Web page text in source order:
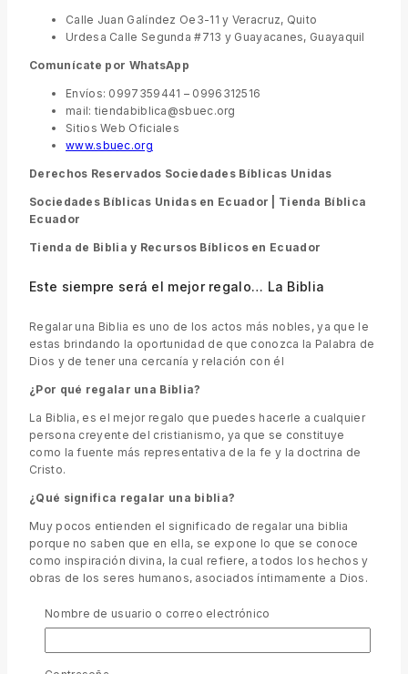
Calle Juan Galíndez Oe3-11 y Veracruz, Quito
Urdesa Calle Segunda #713 y Guayacanes, Guayaquil
Comunícate por WhatsApp
Envíos: 0997359441 – 0996312516
mail: tiendabiblica@sbuec.org
Sitios Web Oficiales
www.sbuec.org
Derechos Reservados Sociedades Bíblicas Unidas
Sociedades Bíblicas Unidas en Ecuador | Tienda Bíblica
Ecuador
Tienda de Biblia y Recursos Bíblicos en Ecuador
Este siempre será el mejor regalo… La Biblia
Regalar una Biblia es uno de los actos más nobles, ya que le
estas brindando la oportunidad de que conozca la Palabra de
Dios y de tener una cercanía y relación con él
¿Por qué regalar una Biblia?
La Biblia, es el mejor regalo que puedes hacerle a cualquier
persona creyente del cristianismo, ya que se constituye
como la fuente más representativa de la fe y la doctrina de
Cristo.
¿Qué significa regalar una biblia?
Muy pocos entienden el significado de regalar una biblia
porque no saben que en ella, se expone lo que se conoce
como inspiración divina, la cual refiere, a todos los hechos y
obras de los seres humanos, asociados íntimamente a Dios.
Llevando la Palabra de Dios a todo el Ecuador
Llevamos la Biblia para todos. Miembros de la fraternidad
Nombre de usuario o correo electrónico